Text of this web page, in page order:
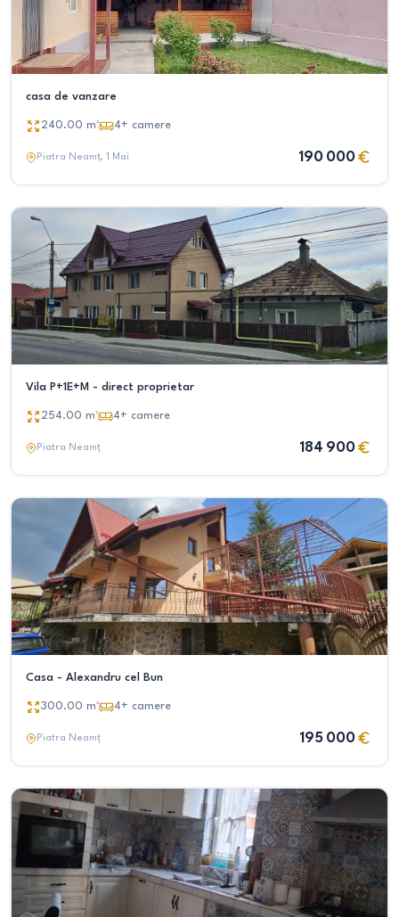
casa de vanzare
240.00 m² 4+ camere
Piatra Neamț, 1 Mai 190 000
Vila P+1E+M - direct proprietar
254.00 m² 4+ camere
Piatra Neamț 184 900
Casa - Alexandru cel Bun
300.00 m² 4+ camere
Piatra Neamț 195 000